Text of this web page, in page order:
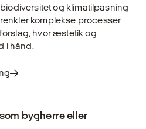
og klimatilpasning
komplekse processer
hvor æstetik og
i hånd.
bygherre eller